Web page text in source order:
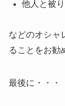
他人と被
などのオシャ
ることをお勧
最後に・・・